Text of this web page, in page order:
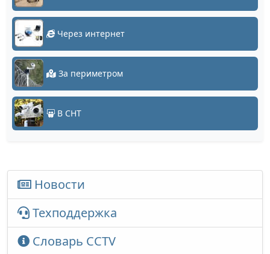
Через интернет
За периметром
В СНТ
Новости
Техподдержка
Словарь CCTV